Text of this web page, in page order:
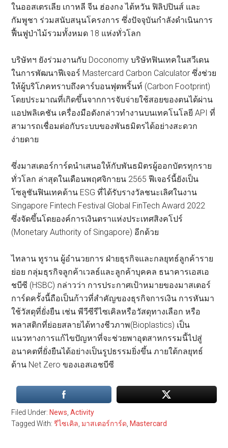
ในออสเตรเลีย เกาหลี จีน ฮ่องกง ไต้หวัน ฟิลิปปินส์ และ
กัมพูชา ร่วมสนับสนุนโครงการ ซึ่งปัจจุบันกำลังดำเนินการ
ฟื้นฟูป่าไม้รวมทั้งหมด 18 แห่งทั่วโลก
บริษัทฯ ยังร่วมงานกับ Doconomy บริษัทฟินเทคในสวีเดน
ในการพัฒนาฟีเจอร์ Mastercard Carbon Calculator ซึ่งช่วย
ให้ผู้บริโภคทราบถึงคาร์บอนฟุตพริ้นท์ (Carbon Footprint)
โดยประมาณที่เกิดขึ้นจากการจับจ่ายใช้สอยของตนได้ผ่าน
แอปพลิเคชัน เครื่องมือดังกล่าวทำงานบนเทคโนโลยี API ที่
สามารถเชื่อมต่อกับระบบของพันธมิตรได้อย่างสะดวก
ง่ายดาย
ซึ่งมาสเตอร์การ์ดนำเสนอให้กับพันธมิตรผู้ออกบัตรทุกราย
ทั่วโลก ล่าสุดในเดือนพฤศจิกายน 2565 ฟีเจอร์นี้ยังเป็น
โซลูชันฟินเทคด้าน ESG ที่ได้รับรางวัลชนะเลิศในงาน
Singapore Fintech Festival Global FinTech Award 2022
ซึ่งจัดขึ้นโดยองค์การเงินตราแห่งประเทศสิงคโปร์
(Monetary Authority of Singapore) อีกด้วย
ไทลาน ทูราน ผู้อำนวยการ ฝ่ายธุรกิจและกลยุทธ์ลูกค้าราย
ย่อย กลุ่มธุรกิจลูกค้าเวลธ์และลูกค้าบุคคล ธนาคารเอสเอ
ชบีซี (HSBC) กล่าวว่า การประกาศเป้าหมายของมาสเตอร์
การ์ดครั้งนี้ถือเป็นก้าวที่สำคัญของธุรกิจการเงิน การหันมา
ใช้วัสดุที่ยั่งยืน เช่น พีวีซีรีไซเคิลหรือวัสดุทางเลือก หรือ
พลาสติกที่ย่อยสลายได้ทางชีวภาพ(Bioplastics) เป็น
แนวทางการแก้ไขปัญหาที่จะช่วยพาอุตสาหกรรมนี้ไปสู่
อนาคตที่ยั่งยืนได้อย่างเป็นรูปธรรมยิ่งขึ้น ภายใต้กลยุทธ์
ด้าน Net Zero ของเอสเอชบีซี
Filed Under: News,Activity
Tagged With:รีไซเคิล, มาสเตอร์การ์ด, Mastercard